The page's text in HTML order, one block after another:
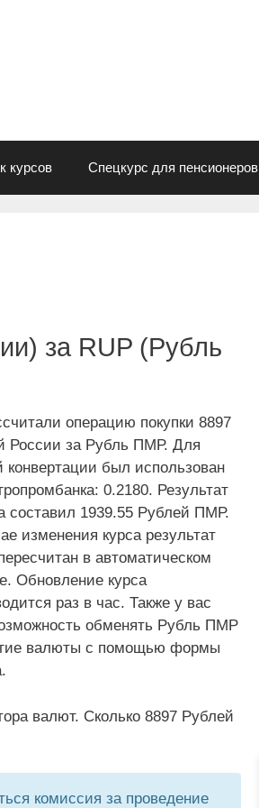
курсов Спецкурс для пенсионеров
за RUP (Рубль
операцию покупки 8897
России за Рубль ПМР. Для
конвертации был использован
0.2180. Результат
составил 1939.55 Рублей ПМР.
изменения курса результат
в автоматическом
Обновление курса
раз в час. Также у вас
обменять Рубль ПМР
валюты с помощью формы
валют. Сколько 8897 Рублей
комиссия за проведение